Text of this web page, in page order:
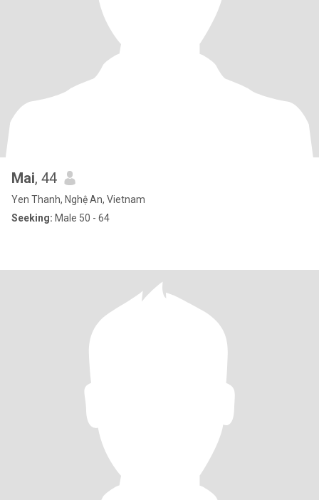
Mai, 44
Yen Thanh, Nghệ An, Vietnam
Seeking: Male 50 - 64